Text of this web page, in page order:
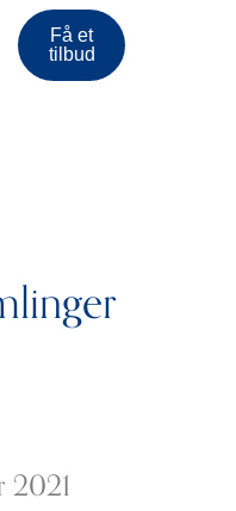
Få et
tilbud
2021